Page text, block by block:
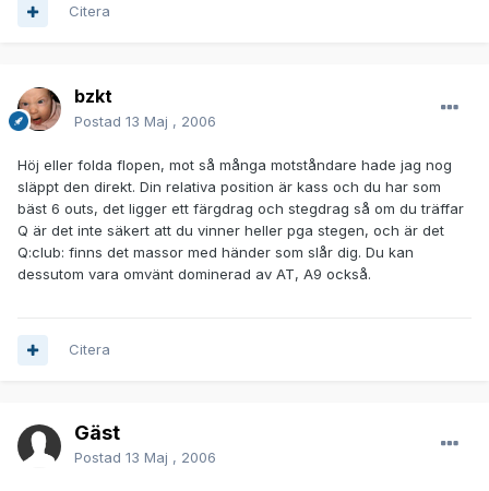
Citera
bzkt
Postad 13 Maj , 2006
Höj eller folda flopen, mot så många motståndare hade jag nog
släppt den direkt. Din relativa position är kass och du har som
bäst 6 outs, det ligger ett färgdrag och stegdrag så om du träffar
Q är det inte säkert att du vinner heller pga stegen, och är det
Q:club: finns det massor med händer som slår dig. Du kan
dessutom vara omvänt dominerad av AT, A9 också.
Citera
Gäst
Postad 13 Maj , 2006